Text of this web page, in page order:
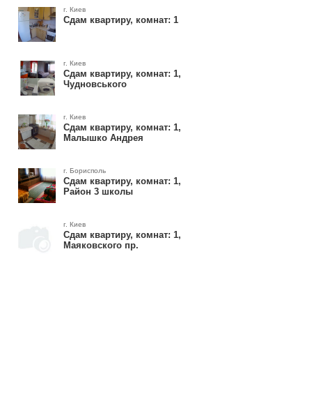
г. Киев
Сдам квартиру, комнат: 1
г. Киев
Сдам квартиру, комнат: 1,
Чудновського
г. Киев
Сдам квартиру, комнат: 1,
Малышко Андрея
г. Борисполь
Сдам квартиру, комнат: 1,
Район 3 школы
г. Киев
Сдам квартиру, комнат: 1,
Маяковского пр.